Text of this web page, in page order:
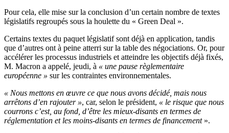
Pour cela, elle mise sur la conclusion d’un certain nombre de textes
législatifs regroupés sous la houlette du « Green Deal ».
Certains textes du paquet législatif sont déjà en application, tandis
que d’autres ont à peine atterri sur la table des négociations. Or, pour
accélérer les processus industriels et atteindre les objectifs déjà fixés,
M. Macron a appelé, jeudi, à « une pause règlementaire
européenne » sur les contraintes environnementales.
« Nous mettons en œuvre ce que nous avons décidé, mais nous
arrêtons d’en rajouter », car, selon le président, « le risque que nous
courrons c’est, au fond, d’être les mieux-disants en termes de
réglementation et les moins-disants en termes de financement ».